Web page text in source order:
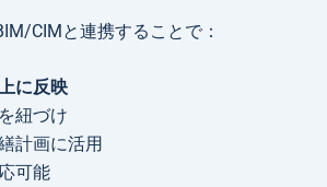
CIMと連携することで：
に反映
紐づけ
計画に活用
可能